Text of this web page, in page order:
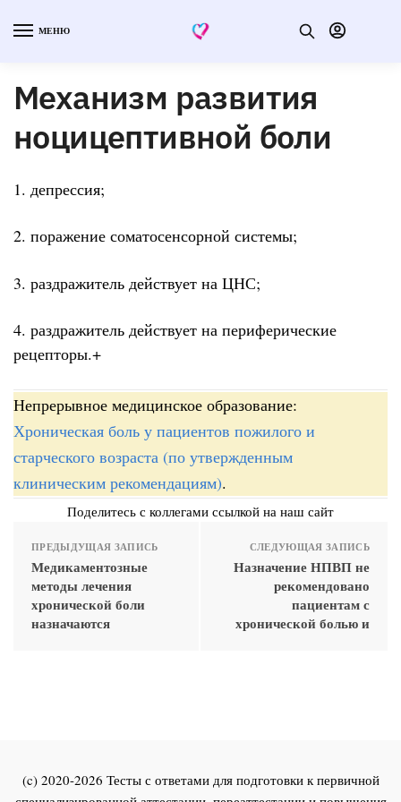
МЕНЮ
Механизм развития
ноцицептивной боли
1. депрессия;
2. поражение соматосенсорной системы;
3. раздражитель действует на ЦНС;
4. раздражитель действует на периферические
рецепторы.+
Непрерывное медицинское образование:
Хроническая боль у пациентов пожилого и
старческого возраста (по утвержденным
клиническим рекомендациям).
Поделитесь с коллегами ссылкой на наш сайт
ПРЕДЫДУЩАЯ ЗАПИСЬ
Медикаментозные
методы лечения
хронической боли
назначаются
СЛЕДУЮЩАЯ ЗАПИСЬ
Назначение НПВП не
рекомендовано
пациентам с
хронической болью и
(c) 2020-2026 Тесты с ответами для подготовки к первичной